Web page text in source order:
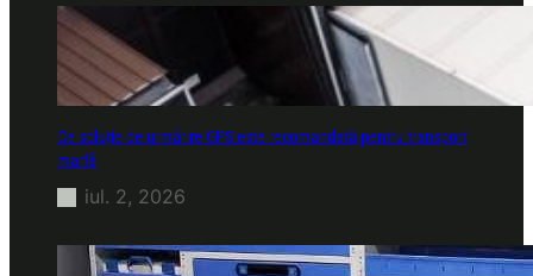
Ce soluție de urmărire GPS este recomandată pentru transport
marfă
iul. 2, 2026